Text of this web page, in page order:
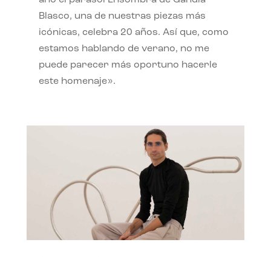
Blasco, una de nuestras piezas más
icónicas, celebra 20 años. Así que, como
estamos hablando de verano, no me
puede parecer más oportuno hacerle
este homenaje».